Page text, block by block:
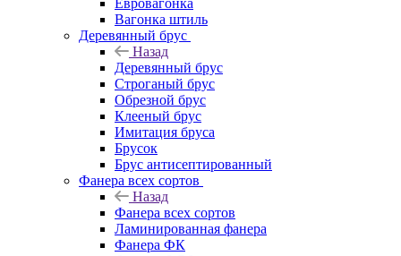
Евровагонка
Вагонка штиль
Деревянный брус
Назад
Деревянный брус
Строганый брус
Обрезной брус
Клееный брус
Имитация бруса
Брусок
Брус антисептированный
Фанера всех сортов
Назад
Фанера всех сортов
Ламинированная фанера
Фанера ФК